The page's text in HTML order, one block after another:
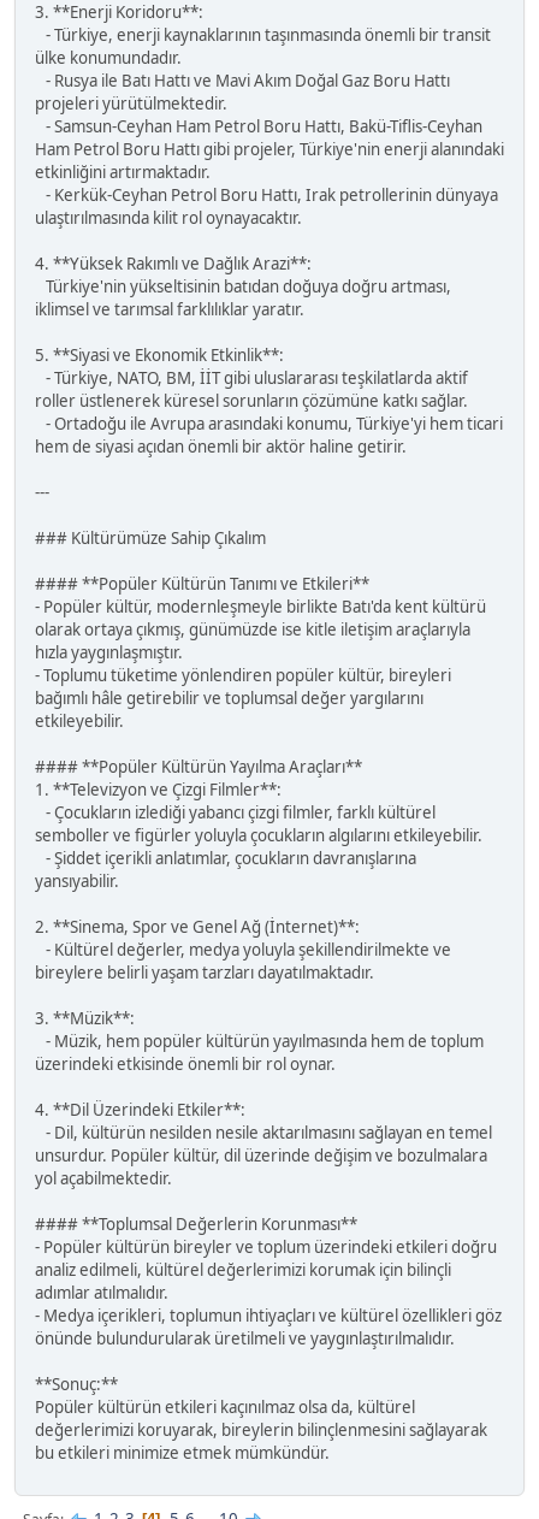
3. **Enerji Koridoru**:
- Türkiye, enerji kaynaklarının taşınmasında önemli bir transit
ülke konumundadır.
- Rusya ile Batı Hattı ve Mavi Akım Doğal Gaz Boru Hattı
projeleri yürütülmektedir.
- Samsun-Ceyhan Ham Petrol Boru Hattı, Bakü-Tiflis-Ceyhan
Ham Petrol Boru Hattı gibi projeler, Türkiye'nin enerji alanındaki
etkinliğini artırmaktadır.
- Kerkük-Ceyhan Petrol Boru Hattı, Irak petrollerinin dünyaya
ulaştırılmasında kilit rol oynayacaktır.
4. **Yüksek Rakımlı ve Dağlık Arazi**:
Türkiye'nin yükseltisinin batıdan doğuya doğru artması,
iklimsel ve tarımsal farklılıklar yaratır.
5. **Siyasi ve Ekonomik Etkinlik**:
- Türkiye, NATO, BM, İİT gibi uluslararası teşkilatlarda aktif
roller üstlenerek küresel sorunların çözümüne katkı sağlar.
- Ortadoğu ile Avrupa arasındaki konumu, Türkiye'yi hem ticari
hem de siyasi açıdan önemli bir aktör haline getirir.
---
### Kültürümüze Sahip Çıkalım
#### **Popüler Kültürün Tanımı ve Etkileri**
- Popüler kültür, modernleşmeyle birlikte Batı'da kent kültürü
olarak ortaya çıkmış, günümüzde ise kitle iletişim araçlarıyla
hızla yaygınlaşmıştır.
- Toplumu tüketime yönlendiren popüler kültür, bireyleri
bağımlı hâle getirebilir ve toplumsal değer yargılarını
etkileyebilir.
#### **Popüler Kültürün Yayılma Araçları**
1. **Televizyon ve Çizgi Filmler**:
- Çocukların izlediği yabancı çizgi filmler, farklı kültürel
semboller ve figürler yoluyla çocukların algılarını etkileyebilir.
- Şiddet içerikli anlatımlar, çocukların davranışlarına
yansıyabilir.
2. **Sinema, Spor ve Genel Ağ (İnternet)**:
- Kültürel değerler, medya yoluyla şekillendirilmekte ve
bireylere belirli yaşam tarzları dayatılmaktadır.
3. **Müzik**:
- Müzik, hem popüler kültürün yayılmasında hem de toplum
üzerindeki etkisinde önemli bir rol oynar.
4. **Dil Üzerindeki Etkiler**:
- Dil, kültürün nesilden nesile aktarılmasını sağlayan en temel
unsurdur. Popüler kültür, dil üzerinde değişim ve bozulmalara
yol açabilmektedir.
#### **Toplumsal Değerlerin Korunması**
- Popüler kültürün bireyler ve toplum üzerindeki etkileri doğru
analiz edilmeli, kültürel değerlerimizi korumak için bilinçli
adımlar atılmalıdır.
- Medya içerikleri, toplumun ihtiyaçları ve kültürel özellikleri göz
önünde bulundurularak üretilmeli ve yaygınlaştırılmalıdır.
**Sonuç:**
Popüler kültürün etkileri kaçınılmaz olsa da, kültürel
değerlerimizi koruyarak, bireylerin bilinçlenmesini sağlayarak
bu etkileri minimize etmek mümkündür.